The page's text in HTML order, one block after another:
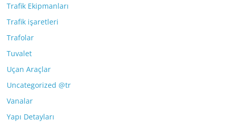
Trafik Ekipmanları
Trafik işaretleri
Trafolar
Tuvalet
Uçan Araçlar
Uncategorized @tr
Vanalar
Yapı Detayları